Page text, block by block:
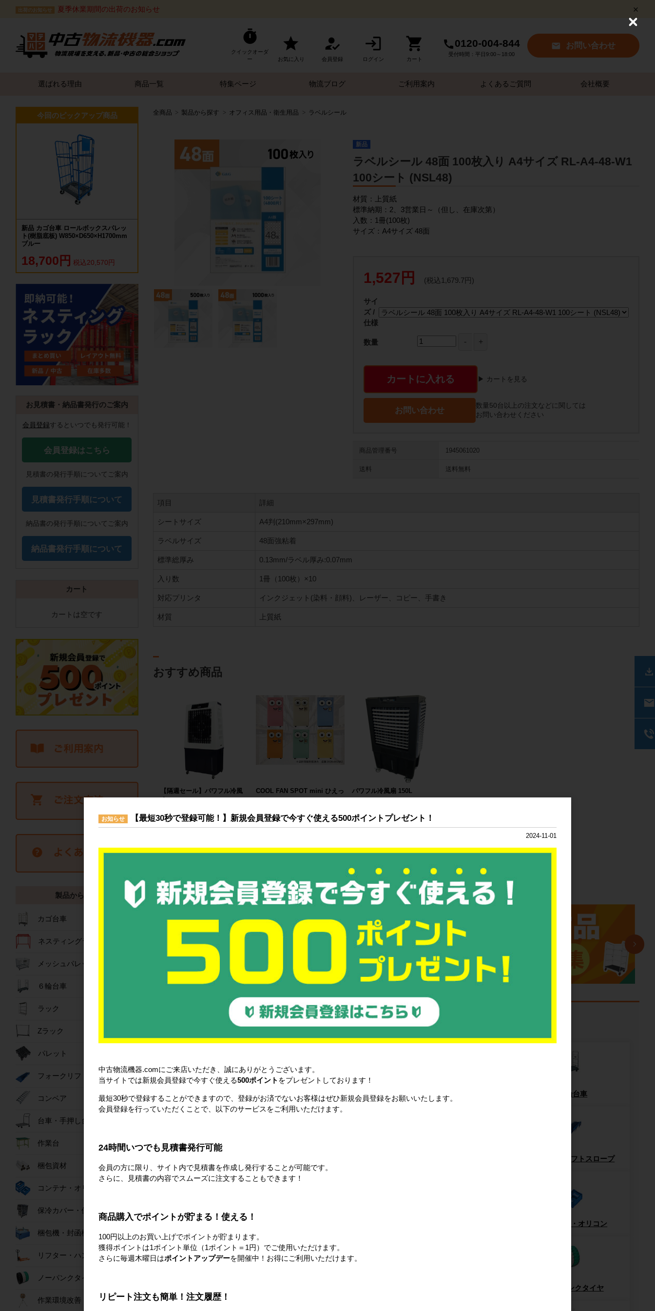
出荷のお知らせ 夏季休業期間の出荷のお知らせ
クイックオーダ
ー
お気に入り 会員登録 ログイン カート
0120-004-844
受付時間：平日9:00～18:00
お問い合わせ
選ばれる理由 商品一覧 特集ページ 物流ブログ ご利用案内 よくあるご質問 会社概要
全商品 製品から探す オフィス用品・衛生用品 ラベルシール
新品
ラベルシール 48面 100枚入り A4サイズ RL-A4-48-W1
100シート (NSL48)
材質：上質紙
標準納期：2、3営業日～（但し、在庫次第）
入数：1冊(100枚)
サイズ：A4サイズ 48面
1,527円 (税込1,679.7円)
サイ
ズ /
仕様
数量
カートに入れる ▶ カートを見る
お問い合わせ
数量50台以上の注文などに関しては
お問い合わせください
商品管理番号 1945061020
送料 送料無料
項目 詳細
シートサイズ A4判(210mm×297mm)
ラベルサイズ 48面強粘着
標準総厚み 0.13mm/ラベル厚み:0.07mm
入り数 1冊（100枚）×10
対応プリンタ インクジェット(染料・顔料)、レーザー、コピー、手書き
材質 上質紙
おすすめ商品
【隔週セール】パワフル冷風
76,800円
COOL FAN SPOT mini ひえっ
328,000円〜
パワフル冷風扇 150L
173,000円
注目の特集
悩み・課題から探す
カゴ台車 ネスティングラック メッシュパレット 6輪台車
フォークリフトスロープ
コンベア コンテナ・オリコン
ノーパンクタイヤ
今回のピックアップ商品
新品 カゴ台車 ロールボックスパレッ
ト(樹脂底板) W850×D650×H1700mm
ブルー
18,700円 税込20,570円
お見積書・納品書発行のご案内
会員登録するといつでも発行可能！
会員登録はこちら
見積書の発行手順についてご案内
見積書発行手順について
納品書の発行手順についてご案内
納品書発行手順について
カート
カートは空です
製品から探す
カゴ台車
ネスティングラック
メッシュパレット
６輪台車
ラック
Zラック
パレット
フォークリフトスロープ
コンベア
台車・手押し台車
作業台
梱包資材
コンテナ・オリコン
保冷カバー・保冷ボックス
梱包機・封函機
リフター・ハンドパレット
ノーパンクタイヤ
作業環境改善
お知らせ 【最短30秒で登録可能！】新規会員登録で今すぐ使える500ポイントプレゼント！
2024-11-01
中古物流機器.comにご来店いただき、誠にありがとうございます。
当サイトでは新規会員登録で今すぐ使える500ポイント をプレゼントしております！
最短30秒で登録することができますので、登録がお済でないお客様はぜひ新規会員登録をお願いいたします。
会員登録を行っていただくことで、以下のサービスをご利用いただけます。
24時間いつでも見積書発行可能
会員の方に限り、サイト内で見積書を作成し発行することが可能です。
さらに、見積書の内容でスムーズに注文することもできます！
商品購入でポイントが貯まる！使える！
100円以上のお買い上げでポイントが貯まります。
獲得ポイントは1ポイント単位（1ポイント＝1円）でご使用いただけます。
さらに毎週木曜日はポイントアップデーを開催中！お得にご利用いただけます。
リピート注文も簡単！注文履歴！
C
l